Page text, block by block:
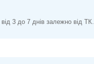
3 до 7 днів залежно від ТК.